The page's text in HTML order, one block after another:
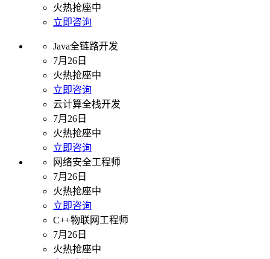
火热抢座中
立即咨询
Java全链路开发
7月26日
火热抢座中
立即咨询
云计算全栈开发
7月26日
火热抢座中
立即咨询
网络安全工程师
7月26日
火热抢座中
立即咨询
C++物联网工程师
7月26日
火热抢座中